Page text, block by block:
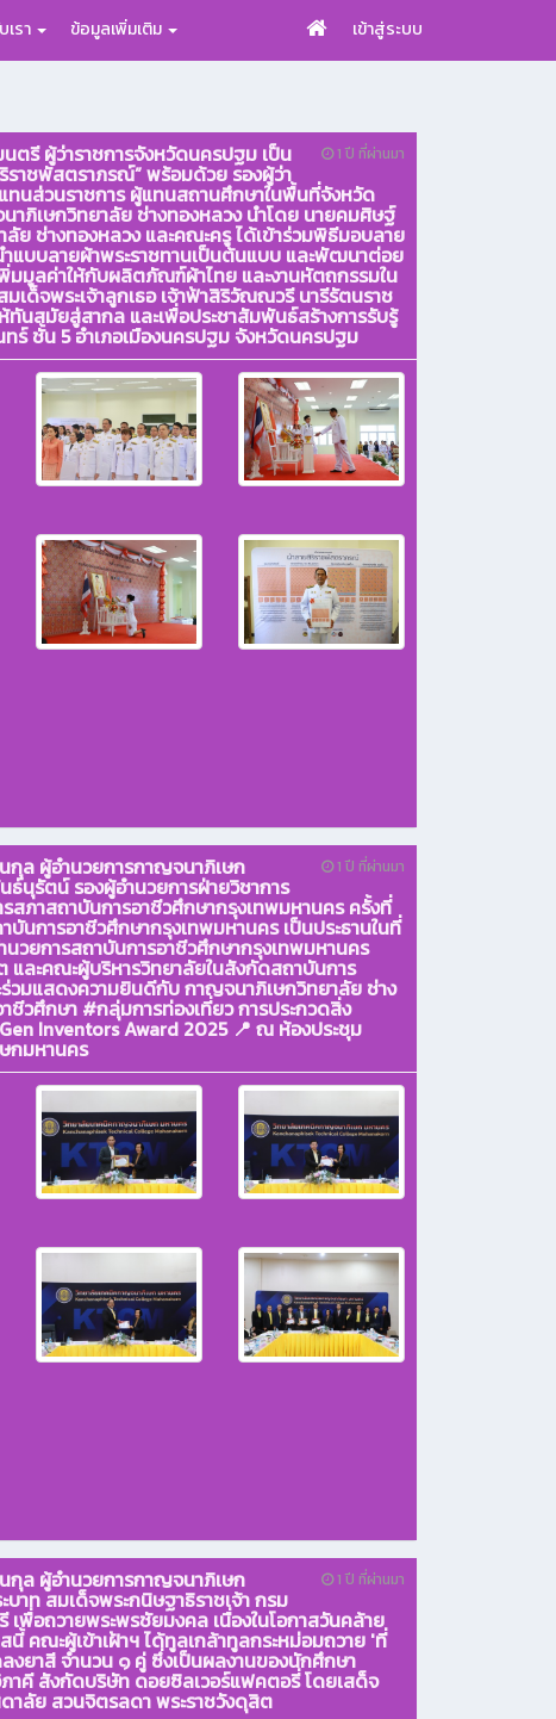
เรา ข้อมูลเพิ่มเติม เข้าสู่ระบบ
1 ปี ที่ผ่านมา
ตรี ผู้ว่าราชการจังหวัดนครปฐม เป็น
ราชพัสตราภรณ์” พร้อมด้วย รองผู้ว่า
ทนส่วนราชการ ผู้แทนสถานศึกษาในพื้นที่จังหวัด
าภิเษกวิทยาลัย ช่างทองหลวง นำโดย นายคมศิษฐ์
ช่างทองหลวง และคณะครู ได้เข้าร่วมพิธีมอบลาย
แบบลายผ้าพระราชทานเป็นต้นแบบ และพัฒนาต่อย
ลค่าให้กับผลิตภัณฑ์ผ้าไทย และงานหัตถกรรมใน
ด็จพระเจ้าลูกเธอ เจ้าฟ้าสิริวัณณวรี นารีรัตนราช
สมัยสู่สากล และเพื่อประชาสัมพันธ์สร้างการรับรู้
ร์ ชั้น 5 อำเภอเมืองนครปฐม จังหวัดนครปฐม
1 ปี ที่ผ่านมา
ล ผู้อำนวยการกาญจนาภิเษก
นุรัตน์ รองผู้อำนวยการฝ่ายวิชาการ
สภาสถาบันการอาชีวศึกษากรุงเทพมหานคร ครั้งที่
การอาชีวศึกษากรุงเทพมหานคร เป็นประธานในที่
วยการสถาบันการอาชีวศึกษากรุงเทพมหานคร
ละคณะผู้บริหารวิทยาลัยในสังกัดสถาบันการ
ร่วมแสดงความยินดีกับ กาญจนาภิเษกวิทยาลัย ช่าง
ชีวศึกษา #กลุ่มการท่องเที่ยว การประกวดสิ่ง
Inventors Award 2025 📍 ณ ห้องประชุม
กมหานคร
1 ปี ที่ผ่านมา
ล ผู้อำนวยการกาญจนาภิเษก
าท สมเด็จพระกนิษฐาธิราชเจ้า กรม
พื่อถวายพระพรชัยมงคล เนื่องในโอกาสวันคล้าย
คณะผู้เข้าเฝ้าฯ ได้ทูลเกล้าทูลกระหม่อมถวาย 'ที่
งยาสี จำนวน ๑ คู่ ซึ่งเป็นผลงานของนักศึกษา
าคี สังกัดบริษัท ดอยซิลเวอร์แฟคตอรี่ โดยเสด็จ
าลัย สวนจิตรลดา พระราชวังดุสิต